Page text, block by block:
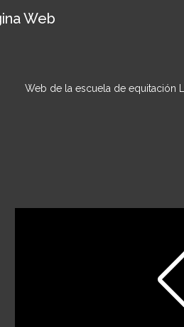
Web
Web de la escuela de equitación